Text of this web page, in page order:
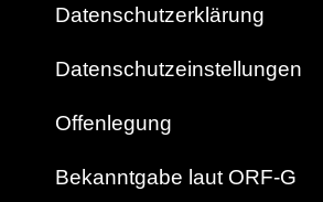
Datenschutzerklärung
Datenschutzeinstellungen
Offenlegung
Bekanntgabe laut ORF-G